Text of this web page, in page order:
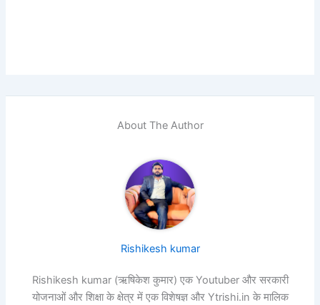
About The Author
Rishikesh kumar
Rishikesh kumar (ऋषिकेश कुमार) एक Youtuber और सरकारी
योजनाओं और शिक्षा के क्षेत्र में एक विशेषज्ञ और Ytrishi.in के मालिक